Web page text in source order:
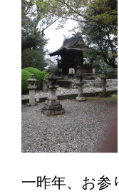
一昨年、お参